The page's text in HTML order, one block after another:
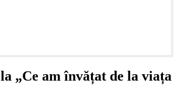
„Ce am învățat de la viața